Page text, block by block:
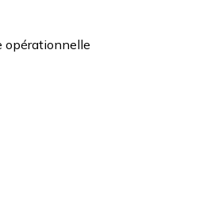
opérationnelle